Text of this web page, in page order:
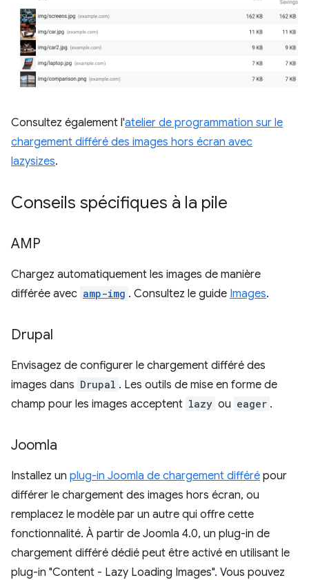
Consultez également l'atelier de programmation sur le
chargement différé des images hors écran avec
lazysizes.
Conseils spécifiques à la pile
AMP
Chargez automatiquement les images de manière
différée avec amp-img . Consultez le guide Images.
Drupal
Envisagez de configurer le chargement différé des
images dans Drupal . Les outils de mise en forme de
champ pour les images acceptent lazy ou eager .
Joomla
Installez un plug-in Joomla de chargement différé pour
différer le chargement des images hors écran, ou
remplacez le modèle par un autre qui offre cette
fonctionnalité. À partir de Joomla 4.0, un plug-in de
chargement différé dédié peut être activé en utilisant le
plug-in "Content - Lazy Loading Images". Vous pouvez